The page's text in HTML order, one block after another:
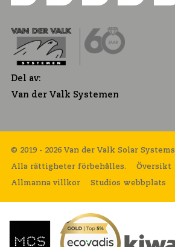
Del av:
Van der Valk Systemen
© 2019 - 2026 Van der Valk Solar Systems
Alla rättigheter förbehålles. Översikt
Allmanna villkor Studios webbplats